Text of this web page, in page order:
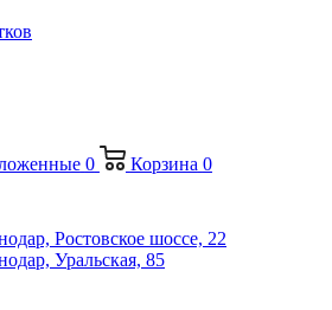
0 Корзина 0
Ростовское шоссе, 22
Уральская, 85